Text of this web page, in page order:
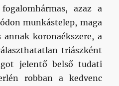
azaz a
munkástelep, maga
koronaékszere, a
triászként
jelentő belső tudati
robban a kedvenc